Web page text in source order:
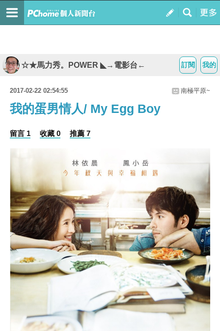
我的
訂閱
☆★馬力秀。POWER ◣→電影台←
2017-02-22 02:54:55 南極平原~
我的蛋男情人/ My Egg Boy
留言 1 收藏 0 推薦 7